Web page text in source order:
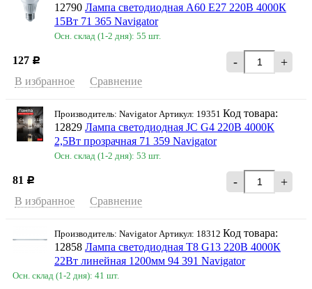
12790 Лампа светодиодная A60 Е27 220В 4000К
15Вт 71 365 Navigator
Осн. склад (1-2 дня): 55 шт.
127 Р - +
В избранное Сравнение
Производитель: Navigator Артикул: 19351 Код товара:
12829 Лампа светодиодная JC G4 220В 4000К
2,5Вт прозрачная 71 359 Navigator
Осн. склад (1-2 дня): 53 шт.
81 Р - +
В избранное Сравнение
Производитель: Navigator Артикул: 18312 Код товара:
12858 Лампа светодиодная T8 G13 220В 4000К
22Вт линейная 1200мм 94 391 Navigator
Осн. склад (1-2 дня): 41 шт.